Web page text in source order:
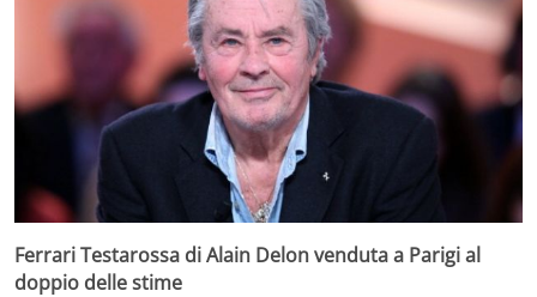
Ferrari Testarossa di Alain Delon venduta a Parigi al
doppio delle stime